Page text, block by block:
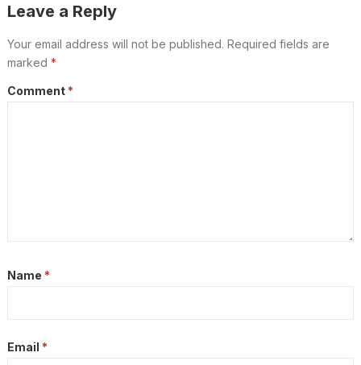
Leave a Reply
Your email address will not be published. Required fields are
marked *
Comment *
Name *
Email *